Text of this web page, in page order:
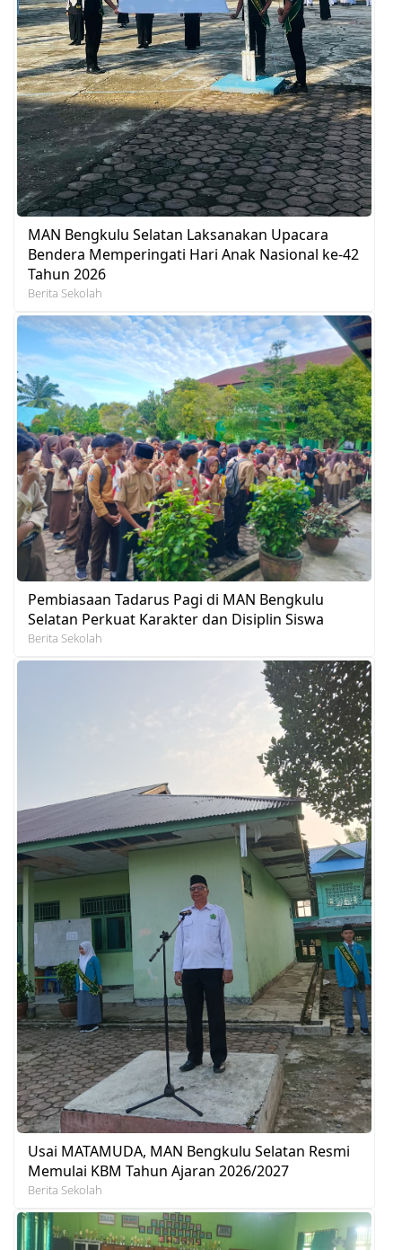
MAN Bengkulu Selatan Laksanakan Upacara
Bendera Memperingati Hari Anak Nasional ke-42
Tahun 2026
Berita Sekolah
Pembiasaan Tadarus Pagi di MAN Bengkulu
Selatan Perkuat Karakter dan Disiplin Siswa
Berita Sekolah
Usai MATAMUDA, MAN Bengkulu Selatan Resmi
Memulai KBM Tahun Ajaran 2026/2027
Berita Sekolah